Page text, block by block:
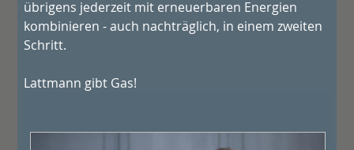
übrigens jederzeit mit erneuerbaren Energien
kombinieren - auch nachträglich, in einem zweiten
Schritt.
Lattmann gibt Gas!